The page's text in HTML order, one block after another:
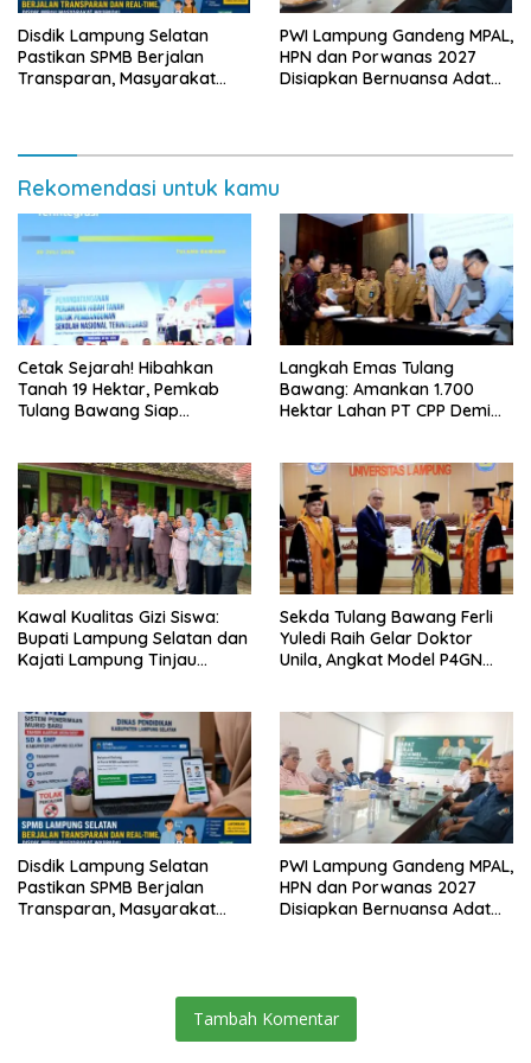
Disdik Lampung Selatan
Pastikan SPMB Berjalan
Transparan, Masyarakat
PWI Lampung Gandeng MPAL,
HPN dan Porwanas 2027
Disiapkan Bernuansa Adat
Rekomendasi untuk kamu
Cetak Sejarah! Hibahkan
Tanah 19 Hektar, Pemkab
Tulang Bawang Siap
Lampung
Langkah Emas Tulang
Bawang: Amankan 1.700
Hektar Lahan PT CPP Demi
Kawal Kualitas Gizi Siswa:
Bupati Lampung Selatan dan
Kajati Lampung Tinjau
Sekda Tulang Bawang Ferli
Yuledi Raih Gelar Doktor
Unila, Angkat Model P4GN
Disdik Lampung Selatan
Pastikan SPMB Berjalan
Transparan, Masyarakat
PWI Lampung Gandeng MPAL,
HPN dan Porwanas 2027
Disiapkan Bernuansa Adat
Tambah Komentar